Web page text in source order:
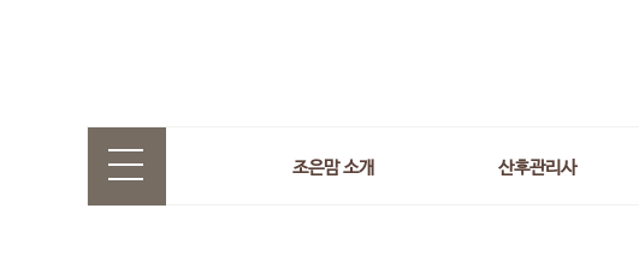
조은맘 소개 산후관리사